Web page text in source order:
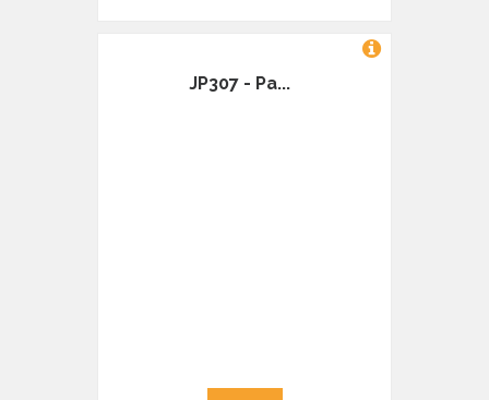
JP307 - Pa...